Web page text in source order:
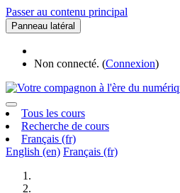
Passer au contenu principal
Panneau latéral
Non connecté. (Connexion)
Tous les cours
Recherche de cours
Français ‎(fr)‎
English ‎(en)‎ Français ‎(fr)‎